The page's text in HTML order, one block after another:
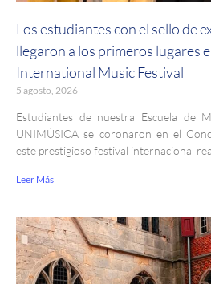
Los estudiantes con el sello de
llegaron a los primeros lugares
International Music Festival
5 agosto, 2026
Estudiantes de nuestra Escuela de
UNIMÚSICA se coronaron en el
este prestigioso festival internacional
Leer Más